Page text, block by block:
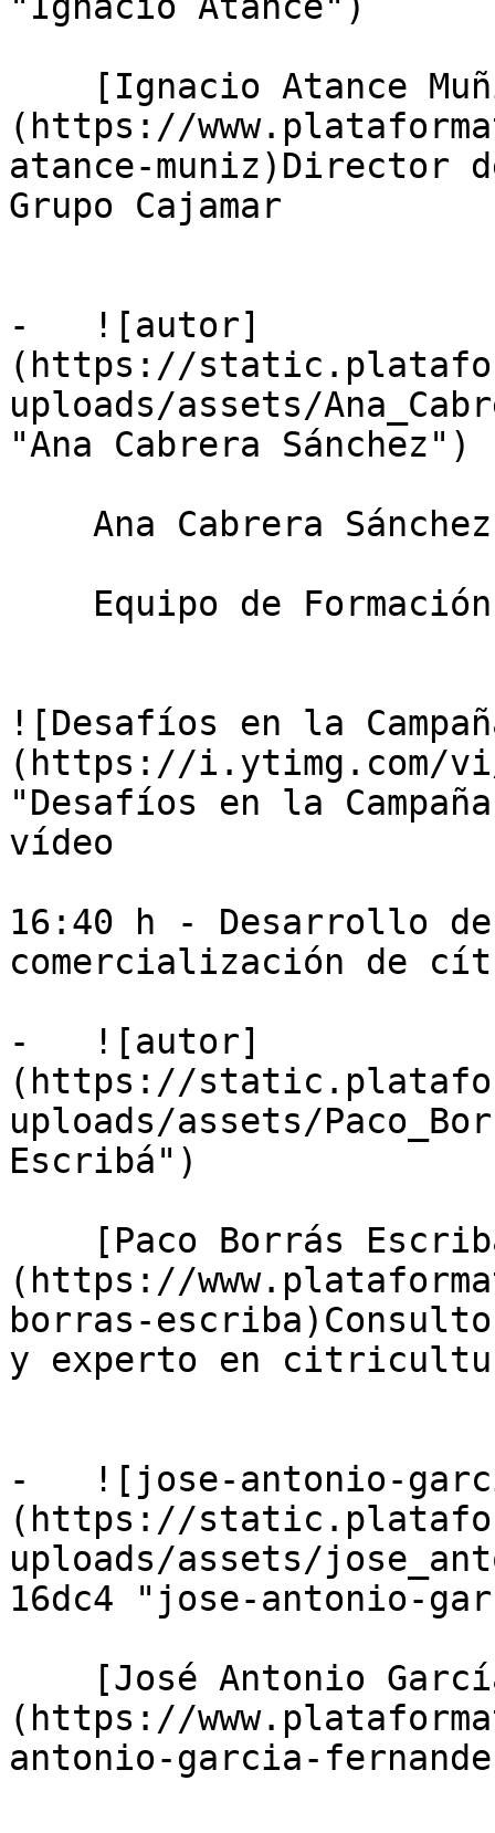
(https://
atance-muniz)Director
Grupo Cajamar
-   ![autor]
(https://
uploads/assets/
"Ana Cabrera Sánchez")
![Desafíos en la
(https://i.ytimg.com/vi/
"Desafíos en la
vídeo
16:40 h - Desarrollo de
comercialización de
-   ![autor]
(https://
uploads/assets/
Escribá")
(https://
borras-
y experto en
-   ![jose-antonio-
(https://
uploads/assets/
16dc4 "jose-antonio-
(https://
antonio-garcia-